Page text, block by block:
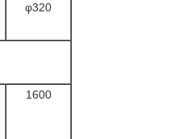
φ320
1600